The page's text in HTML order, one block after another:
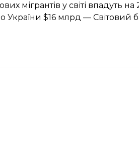
мігрантів у світі впадуть
України $16 млрд — Світовий